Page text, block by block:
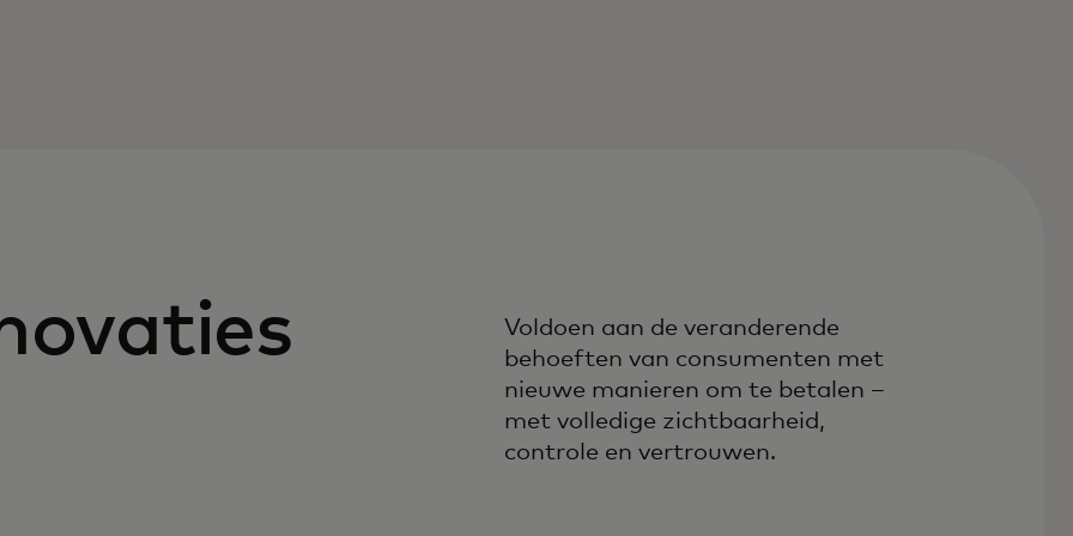
Voldoen aan de veranderende
behoeften van consumenten met
nieuwe manieren om te betalen –
met volledige zichtbaarheid,
controle en vertrouwen.